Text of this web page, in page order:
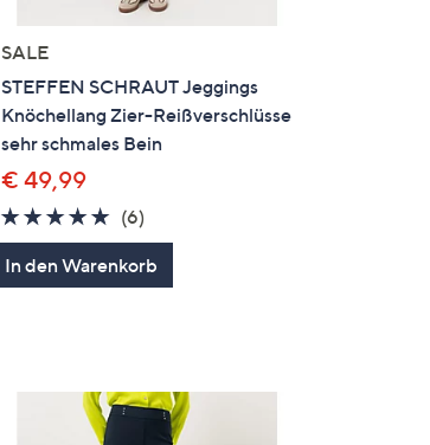
SALE
STEFFEN SCHRAUT Jeggings
Knöchellang Zier-Reißverschlüsse
sehr schmales Bein
€ 49,99
4.8
von
5
(6)
Bewertungen
In den Warenkorb